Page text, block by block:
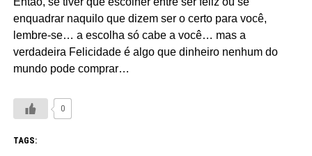
enquadrar naquilo que dizem ser o certo para você,
lembre-se… a escolha só cabe a você… mas a
verdadeira Felicidade é algo que dinheiro nenhum do
mundo pode comprar…
0
TAGS: